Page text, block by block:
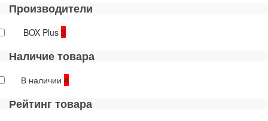
Производители
BOX Plus 3
Наличие товара
В наличии 4
Рейтинг товара